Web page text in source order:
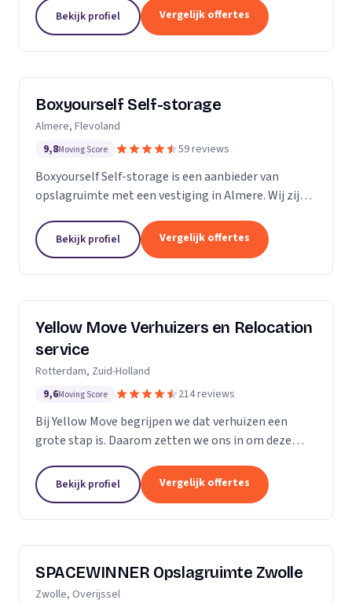
actief in Limburg.
Bekijk profiel Vergelijk offertes
Boxyourself Self-storage
Almere, Flevoland
9,8Moving Score 59 reviews
Boxyourself Self-storage is een aanbieder van
opslagruimte met een vestiging in Almere. Wij zijn
Bekijk profiel Vergelijk offertes
Yellow Move Verhuizers en Relocation
service
Rotterdam, Zuid-Holland
9,6Moving Score 214 reviews
Bij Yellow Move begrijpen we dat verhuizen een
grote stap is. Daarom zetten we ons in om deze
Met meer dan 35 jaar ervaring in de
verhuisindustrie,...
Bekijk profiel Vergelijk offertes
SPACEWINNER Opslagruimte Zwolle
Zwolle, Overijssel